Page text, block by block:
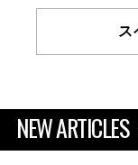
ス
NEW ARTICLES